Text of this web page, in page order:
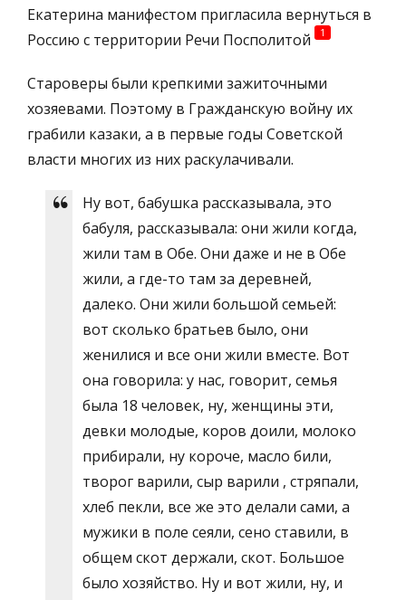
Екатерина манифестом пригласила вернуться в
Россию с территории Речи Посполитой
1
Староверы были крепкими зажиточными
хозяевами. Поэтому в Гражданскую войну их
грабили казаки, а в первые годы Советской
власти многих из них раскулачивали.
Ну вот, бабушка рассказывала, это
бабуля, рассказывала: они жили когда,
жили там в Обе. Они даже и не в Обе
жили, а где-то там за деревней,
далеко. Они жили большой семьей:
вот сколько братьев было, они
женилися и все они жили вместе. Вот
она говорила: у нас, говорит, семья
была 18 человек, ну, женщины эти,
девки молодые, коров доили, молоко
прибирали, ну короче, масло били,
творог варили, сыр варили , стряпали,
хлеб пекли, все же это делали сами, а
мужики в поле сеяли, сено ставили, в
общем скот держали, скот. Большое
было хозяйство. Ну и вот жили, ну, и